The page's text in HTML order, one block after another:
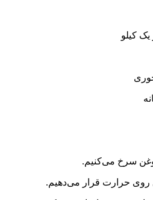
کیلو
سرخ می‌کنیم.
روی حرارت قرار می‌دهیم.